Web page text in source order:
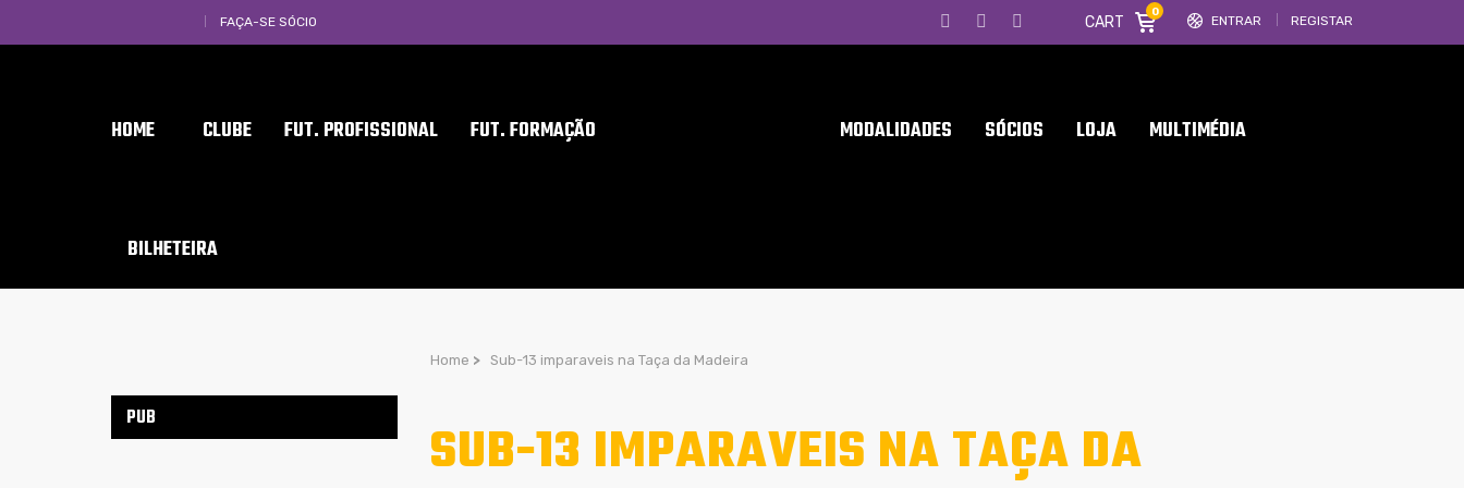
FAÇA-SE SÓCIO ENTRAR REGISTAR
CART
0
HOME CLUBE FUT. PROFISSIONAL FUT. FORMAÇÃO MODALIDADES SÓCIOS LOJA MULTIMÉDIA
BILHETEIRA
Home > Sub-13 imparaveis na Taça da Madeira
SUB-13 IMPARAVEIS NA TAÇA DA
PUB